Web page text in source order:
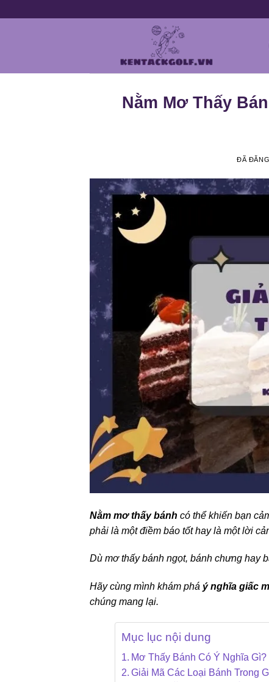
Nằm Mơ Thấy
ĐÃ
Nằm mơ thấy bánh có thể khiến bạn
phải là một điềm báo tốt hay là một lời
Dù mơ thấy bánh ngọt, bánh chưng hay
Hãy cùng mình khám phá ý nghĩa giấc
chúng mang lại.
Mục lục nội dung
Mơ Thấy Bánh Có Ý Nghĩa Gì?
Giải Mã Các Loại Bánh Trong